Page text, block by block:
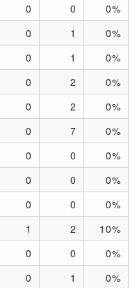
0 0
0%
0 1
0%
0 1
0%
0 2
0%
0 2
0%
0 7
0%
0 0
0%
0 0
0%
0 0
0%
1 2
10%
0 0
0%
0 1 0%